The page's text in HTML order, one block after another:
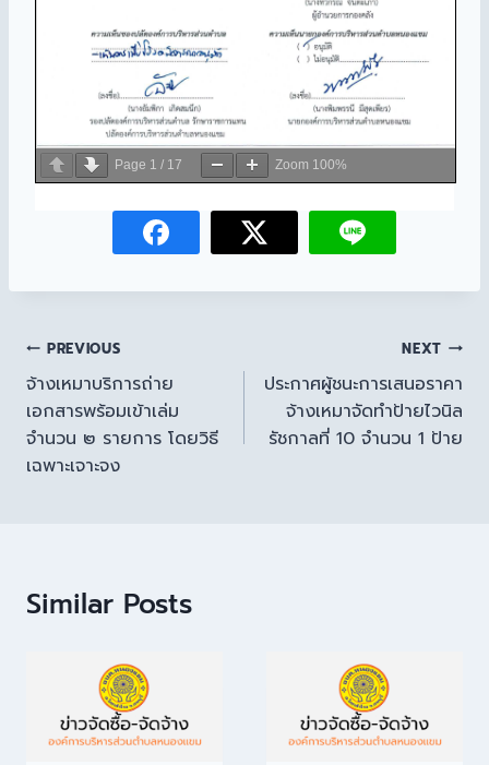
Page 1 / 17 Zoom 100%
PREVIOUS
จ้างเหมาบริการถ่าย
เอกสารพร้อมเข้าเล่ม
จำนวน ๒ รายการ โดยวิธี
เฉพาะเจาะจง
NEXT
ประกาศผู้ชนะการเสนอราคา
จ้างเหมาจัดทำป้ายไวนิล
รัชกาลที่ 10 จำนวน 1 ป้าย
Similar Posts